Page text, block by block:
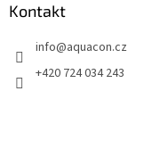
Kontakt
info@aquacon.cz
+420 724 034 243